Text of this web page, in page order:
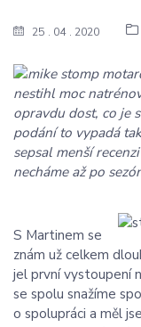
25 04 2020
nestihl moc
opravdu dost, co je
podání to vypadá
sepsal menší
necháme až po
S Martinem se
znám už celkem
jel první vystoupení
se spolu snažíme
o spolupráci a měl